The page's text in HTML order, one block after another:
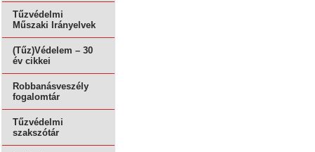
Tűzvédelmi
Műszaki Irányelvek
(Tűz)Védelem – 30
év cikkei
Robbanásveszély
fogalomtár
Tűzvédelmi
szakszótár